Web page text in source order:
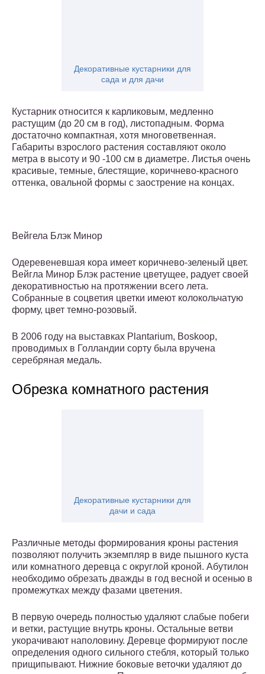
Декоративные кустарники для
сада и для дачи
Кустарник относится к карликовым, медленно
растущим (до 20 см в год), листопадным. Форма
достаточно компактная, хотя многоветвенная.
Габариты взрослого растения составляют около
метра в высоту и 90 -100 см в диаметре. Листья очень
красивые, темные, блестящие, коричнево-красного
оттенка, овальной формы с заострение на концах.
Вейгела Блэк Минор
Одеревеневшая кора имеет коричнево-зеленый цвет.
Вейгла Минор Блэк растение цветущее, радует своей
декоративностью на протяжении всего лета.
Собранные в соцветия цветки имеют колокольчатую
форму, цвет темно-розовый.
В 2006 году на выставках Plantarium, Boskoop,
проводимых в Голландии сорту была вручена
серебряная медаль.
Обрезка комнатного растения
Декоративные кустарники для
дачи и сада
Различные методы формирования кроны растения
позволяют получить экземпляр в виде пышного куста
или комнатного деревца с округлой кроной. Абутилон
необходимо обрезать дважды в год весной и осенью в
промежутках между фазами цветения.
В первую очередь полностью удаляют слабые побеги
и ветки, растущие внутрь кроны. Остальные ветви
укорачивают наполовину. Деревце формируют после
определения одного сильного стебля, который только
прищипывают. Нижние боковые веточки удаляют до